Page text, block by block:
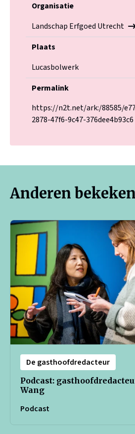
Organisatie
Landschap Erfgoed Utrecht
Plaats
Lucasbolwerk
Permalink
https://n2t.net/ark:/88585/
2878-47f6-9c47-376dee4b93c6
Anderen
De gasthoofdredacteur
Podcast:
Wang
Podcast